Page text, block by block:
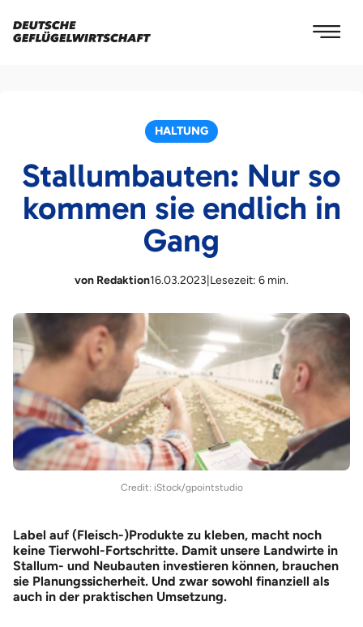
HALTUNG
Stallumbauten: Nur so
kommen sie endlich in
Gang
von Redaktion16.03.2023 Lesezeit: 6 min.
Credit: iStock/gpointstudio
Label auf (Fleisch-)Produkte zu kleben, macht noch
keine Tierwohl-Fortschritte. Damit unsere Landwirte in
Stallum- und Neubauten investieren können, brauchen
sie Planungssicherheit. Und zwar sowohl finanziell als
auch in der praktischen Umsetzung.